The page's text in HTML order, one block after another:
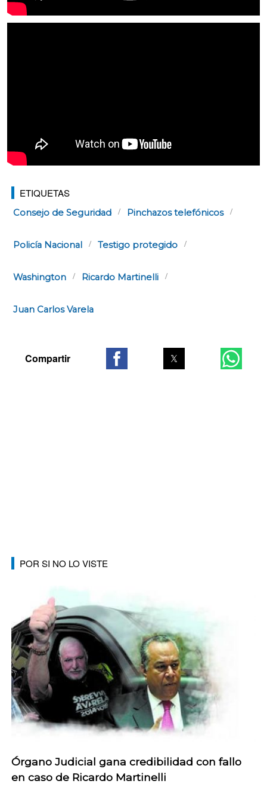
ETIQUETAS
Consejo de Seguridad Pinchazos telefónicos
Policía Nacional Testigo protegido
Washington Ricardo Martinelli
Juan Carlos Varela
POR SI NO LO VISTE
Órgano Judicial gana credibilidad con fallo
en caso de Ricardo Martinelli